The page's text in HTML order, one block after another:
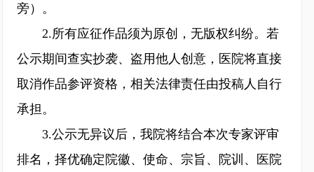
旁）。
2.所有应征作品须为原创，无版权纠纷。若
公示期间查实抄袭、盗用他人创意，医院将直接
取消作品参评资格，相关法律责任由投稿人自行
承担。
3.公示无异议后，我院将结合本次专家评审
排名，择优确定院徽、使命、宗旨、院训、医院